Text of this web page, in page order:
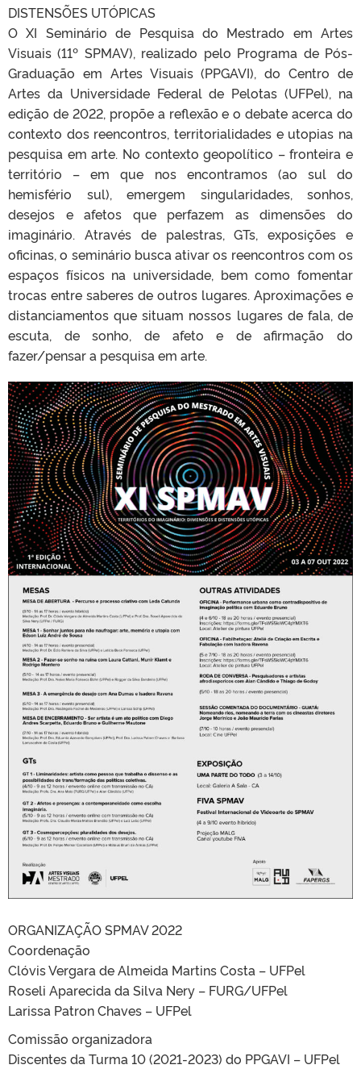
DISTENSÕES UTÓPICAS
O XI Seminário de Pesquisa do Mestrado em Artes
Visuais (11º SPMAV), realizado pelo Programa de Pós-
Graduação em Artes Visuais (PPGAVI), do Centro de
Artes da Universidade Federal de Pelotas (UFPel), na
edição de 2022, propõe a reflexão e o debate acerca do
contexto dos reencontros, territorialidades e utopias na
pesquisa em arte. No contexto geopolítico – fronteira e
território – em que nos encontramos (ao sul do
hemisfério sul), emergem singularidades, sonhos,
desejos e afetos que perfazem as dimensões do
imaginário. Através de palestras, GTs, exposições e
oficinas, o seminário busca ativar os reencontros com os
espaços físicos na universidade, bem como fomentar
trocas entre saberes de outros lugares. Aproximações e
distanciamentos que situam nossos lugares de fala, de
escuta, de sonho, de afeto e de afirmação do
fazer/pensar a pesquisa em arte.
ORGANIZAÇÃO SPMAV 2022
Coordenação
Clóvis Vergara de Almeida Martins Costa – UFPel
Roseli Aparecida da Silva Nery – FURG/UFPel
Larissa Patron Chaves – UFPel
Comissão organizadora
Discentes da Turma 10 (2021-2023) do PPGAVI – UFPel